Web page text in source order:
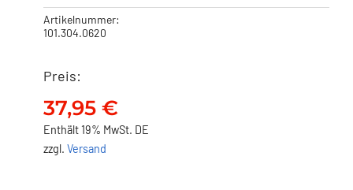
Artikelnummer:
101.304.0620
Preis:
37,95 €
Enthält 19% MwSt. DE
zzgl. Versand